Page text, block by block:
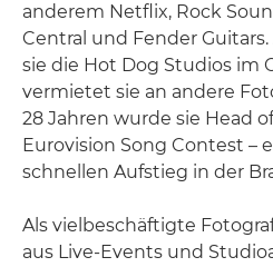
anderem Netflix, Rock
Central und Fender
sie die Hot Dog Studios im
vermietet sie an andere
28 Jahren wurde sie Head
Eurovision Song Contest –
schnellen Aufstieg in der
Als vielbeschäftigte
aus Live-Events und